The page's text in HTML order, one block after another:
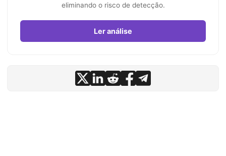
eliminando o risco de detecção.
Ler análise